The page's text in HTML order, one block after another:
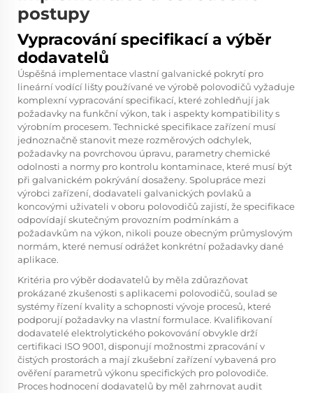
postupy
Vypracování specifikací a výběr
dodavatelů
Úspěšná implementace vlastní galvanické pokrytí pro
lineární vodící lišty používané ve výrobě polovodičů vyžaduje
komplexní vypracování specifikací, které zohledňují jak
požadavky na funkční výkon, tak i aspekty kompatibility s
výrobním procesem. Technické specifikace zařízení musí
jednoznačně stanovit meze rozměrových odchylek,
požadavky na povrchovou úpravu, parametry chemické
odolnosti a normy pro kontrolu kontaminace, které musí být
při galvanickém pokrývání dosaženy. Spolupráce mezi
výrobci zařízení, dodavateli galvanických povlaků a
koncovými uživateli v oboru polovodičů zajistí, že specifikace
odpovídají skutečným provozním podmínkám a
požadavkům na výkon, nikoli pouze obecným průmyslovým
normám, které nemusí odrážet konkrétní požadavky dané
aplikace.
Kritéria pro výběr dodavatelů by měla zdůrazňovat
prokázané zkušenosti s aplikacemi polovodičů, soulad se
systémy řízení kvality a schopnosti vývoje procesů, které
podporují požadavky na vlastní formulace. Kvalifikovaní
dodavatelé elektrolytického pokovování obvykle drží
certifikaci ISO 9001, disponují možnostmi zpracování v
čistých prostorách a mají zkušební zařízení vybavená pro
ověření parametrů výkonu specifických pro polovodiče.
Proces hodnocení dodavatelů by měl zahrnovat audit